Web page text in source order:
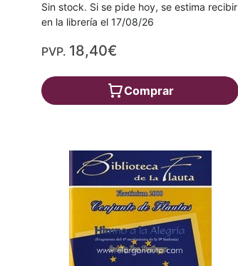
Sin stock. Si se pide hoy, se estima recibir
en la librería el 17/08/26
PVP. 18,40€
Comprar